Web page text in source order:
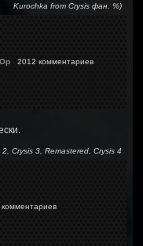
Kurochka from Crysis фан. %)
2012 комментариев
Crysis 3, Remastered, Crysis 4